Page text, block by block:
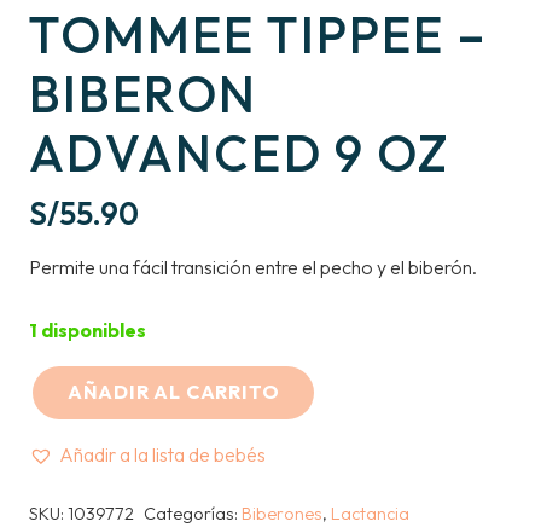
TOMMEE TIPPEE –
BIBERON
ADVANCED 9 OZ
S/55.90
Permite una fácil transición entre el pecho y el biberón.
1 disponibles
TOMMEE
BIBERON
AÑADIR AL CARRITO
Añadir a la lista de bebés
SKU: 1039772 Categorías: Biberones, Lactancia